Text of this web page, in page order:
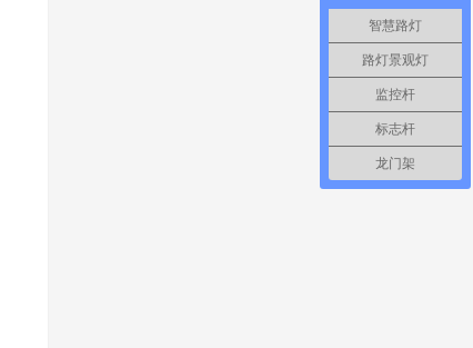
智慧路灯
路灯景观灯
监控杆
标志杆
龙门架